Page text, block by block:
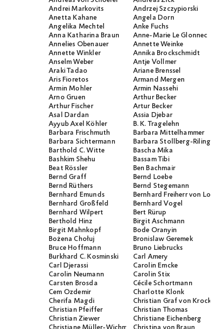
Andrei Markovits
Andrzej Szczypiorski
Anetta Kahane
Angela Dorn
Angelika Mechtel
Anke Fuchs
Anna Katharina Braun
Anne-Marie Le Glonnec
Annelies Obenauer
Annette Weinke
Annette Winkler
Annika Brockschmidt
Anselm Weber
Antje Vollmer
Araki Tadao
Ariane Brenssel
Aris Fioretos
Armand Mergen
Armin Mohler
Armin Nassehi
Arno Gruen
Arthur Becker
Arthur Fischer
Artur Becker
Asal Dardan
Assia Djebar
Ayyub Axel Köhler
B. K. Tragelehn
Barbara Frischmuth
Barbara Mittelhammer
Barbara Sichtermann
Barbara Stollberg-Rilinger
Barthold C. Witte
Bascha Mika
Bashkim Shehu
Bassam Tibi
Beat Rössler
Ben Bachmair
Bernd Graff
Bernd Loebe
Bernd Rüthers
Bernd Stegemann
Bernhard Emunds
Bernhard Freiherr von
Bernhard Großfeld
Bernhard Vogel
Bernhard Wilpert
Bert Rürup
Berthold Hinz
Birgit Aschmann
Birgit Mahnkopf
Bode Oranyin
Bożena Chołuj
Bronislaw Geremek
Bruce Hoffmann
Bruno Liebrucks
Burkhard C. Kosminski
Carl Amery
Carl Djerassi
Carolin Emcke
Carolin Neumann
Carolin Stix
Carsten Brosda
Cécile Schortmann
Cem Özdemir
Charlotte Klonk
Cherifa Magdi
Christian Graf von
Christian Pfeiffer
Christian Thomas
Christian Ziewer
Christiane Eichenberg